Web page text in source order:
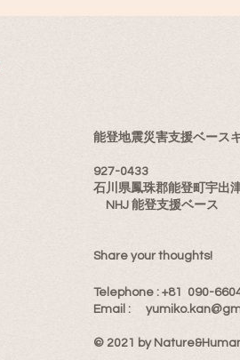
能登地震災害支援ベース
927-0433
石川県鳳珠郡能登町宇
NHJ 能登支援ベース
Share your thoughts!
​Telephone : ​+81 090-
Email : ​
© 2021 by